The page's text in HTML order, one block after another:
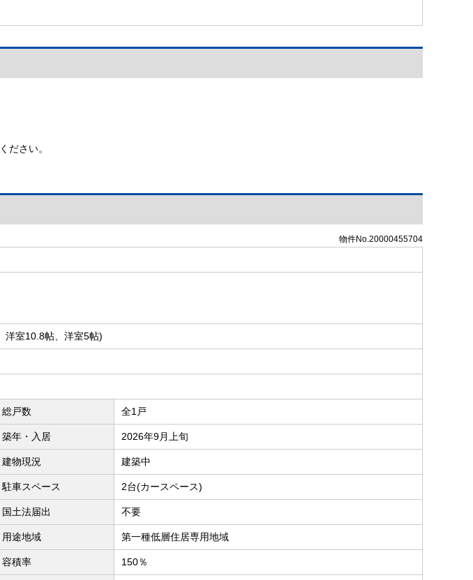
ださい。
物件No.20000455704
洋室10.8帖、洋室5帖)
総戸数 全1戸
築年・入居 2026年9月上旬
建物現況 建築中
駐車スペース 2台(カースペース)
国土法届出 不要
用途地域 第一種低層住居専用地域
容積率 150％